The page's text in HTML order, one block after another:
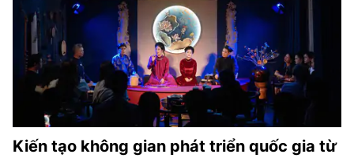
Kiến tạo không gian phát triển quốc gia từ